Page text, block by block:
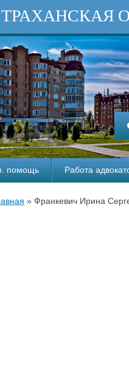
помощь Работа
» Франкевич Ирина